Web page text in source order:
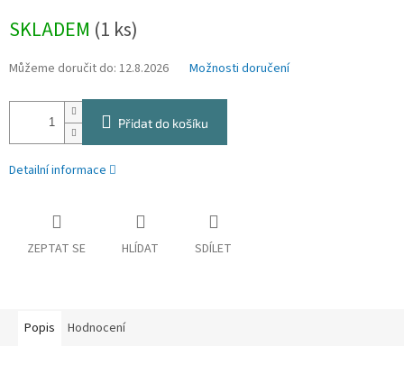
cena:
SKLADEM (1 ks)
Můžeme doručit do: 12.8.2026 Možnosti doručení
Přidat do košíku
Detailní informace
ZEPTAT SE HLÍDAT SDÍLET
Popis Hodnocení